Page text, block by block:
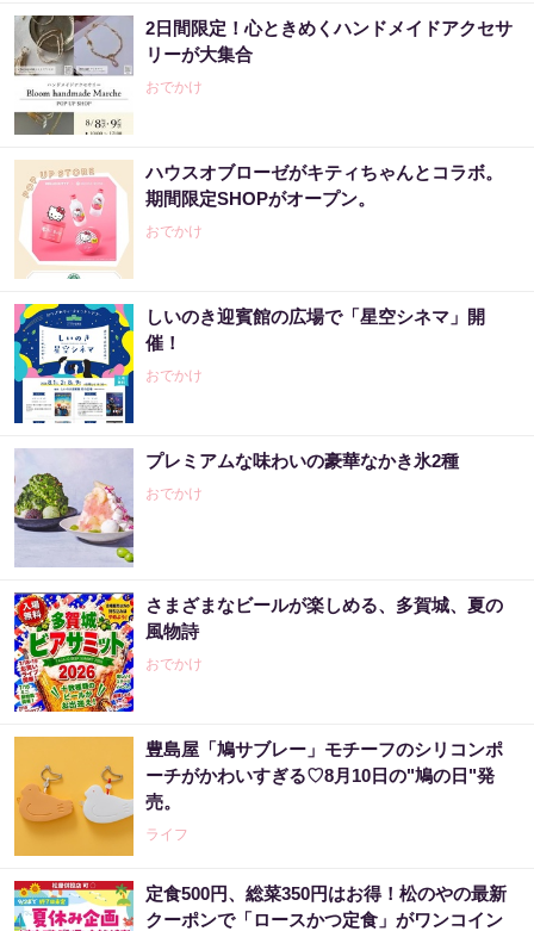
2日間限定！心ときめくハンドメイドアクセサ
リーが大集合
おでかけ
ハウスオブローゼがキティちゃんとコラボ。
期間限定SHOPがオープン。
おでかけ
しいのき迎賓館の広場で「星空シネマ」開
催！
おでかけ
プレミアムな味わいの豪華なかき氷2種
おでかけ
さまざまなビールが楽しめる、多賀城、夏の
風物詩
おでかけ
豊島屋「鳩サブレー」モチーフのシリコンポ
ーチがかわいすぎる♡8月10日の"鳩の日"発
売。
ライフ
定食500円、総菜350円はお得！松のやの最新
クーポンで「ロースかつ定食」がワンコイン